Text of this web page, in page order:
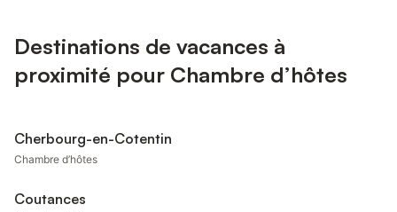
Destinations de vacances à
proximité pour Chambre d’hôtes
Cherbourg-en-Cotentin
Chambre d’hôtes
Coutances